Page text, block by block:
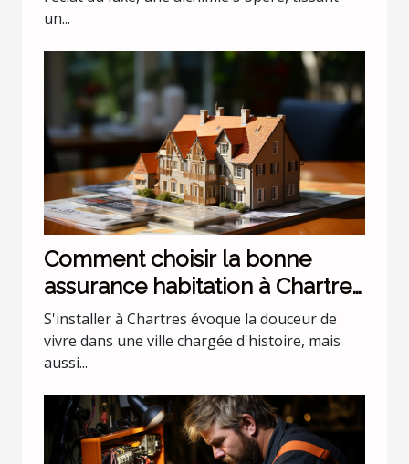
un...
Comment choisir la bonne
assurance habitation à Chartres
?
S'installer à Chartres évoque la douceur de
vivre dans une ville chargée d'histoire, mais
aussi...